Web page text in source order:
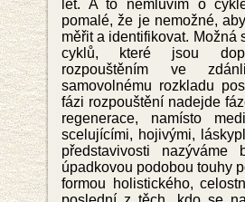
let. A to nemluvím o
pomalé, že je nemožné,
měřit a identifikovat. Možná
cyklů, které jsou
rozpouštěním ve
samovolnému rozkladu
fázi rozpouštění nadejde
regenerace, namísto
scelujícími, hojivými,
představivosti
úpadkovou podobou touhy
formou holistického,